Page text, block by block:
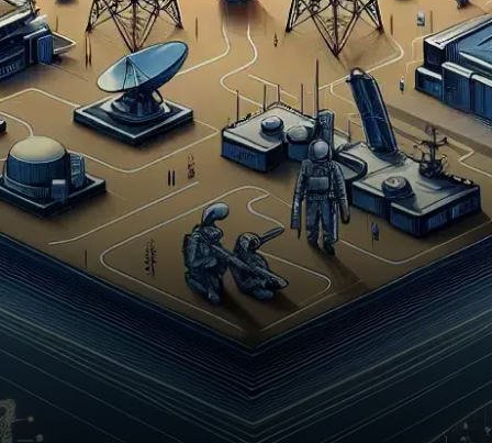
d’intelligence artificielle,
utilisant le modèle…